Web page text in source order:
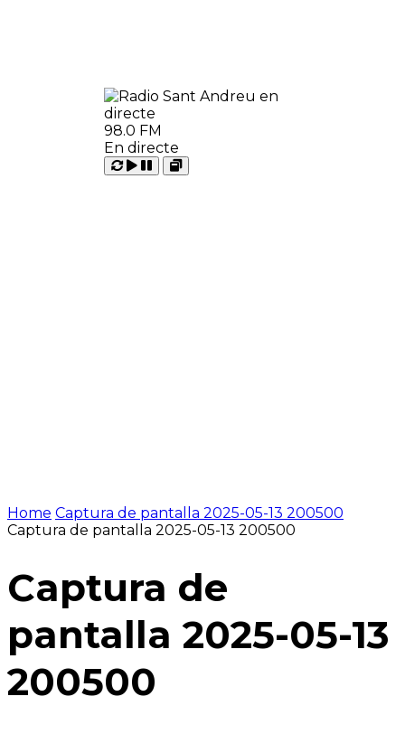
98.0 FM
En directe
Carregant
Reproduir
Pausar
Open
Home Captura de pantalla 2025-05-13 200500
Captura de pantalla 2025-05-13 200500
Captura de
pantalla 2025-05-13
200500